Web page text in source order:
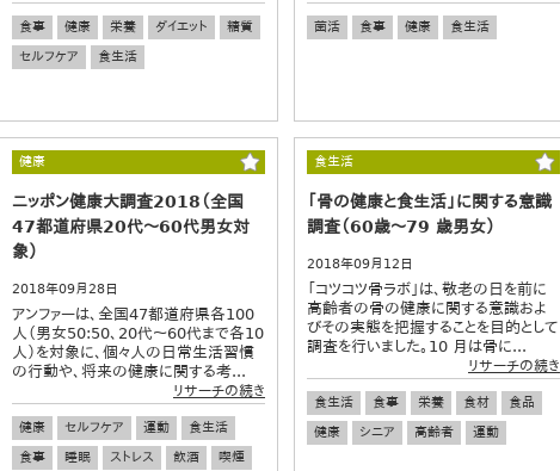
食事 健康 栄養 ダイエット
糖質
セルフケア
食生活
菌活 食事 健康 食生活
健康
ニッポン健康大調査2018（全国
47都道府県20代～60代男女対
象）
2018年09月28日
アンファーは、全国47都道府県各100
人（男女50:50、20代～60代まで各10
人）を対象に、個々人の日常生活習慣
の行動や、将来の健康に関する考...
リサーチの続き
健康 セルフケア 運動
食生活
食事
睡眠 ストレス 飲酒 喫煙
食生活
「骨の健康と食生活」に関する意識
調査（60歳～79 歳男女）
2018年09月12日
「コツコツ骨ラボ」は、敬老の日を前に
高齢者の骨の健康に関する意識およ
びその実態を把握することを目的として
調査を行いました。10 月は骨に...
リサーチの続き
食生活 食事 栄養 食材
食品
健康
シニア 高齢者 運動